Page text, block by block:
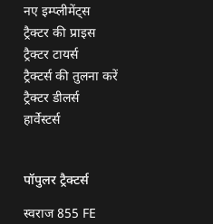
नए इम्प्लीमेंट्स
ट्रैक्टर की प्राइस
ट्रैक्टर टायर्स
ट्रैक्टर्स की तुलना करें
ट्रैक्टर डीलर्स
हार्वेस्टर्स
पॉपुलर ट्रैक्टर्स
स्वराज 855 FE